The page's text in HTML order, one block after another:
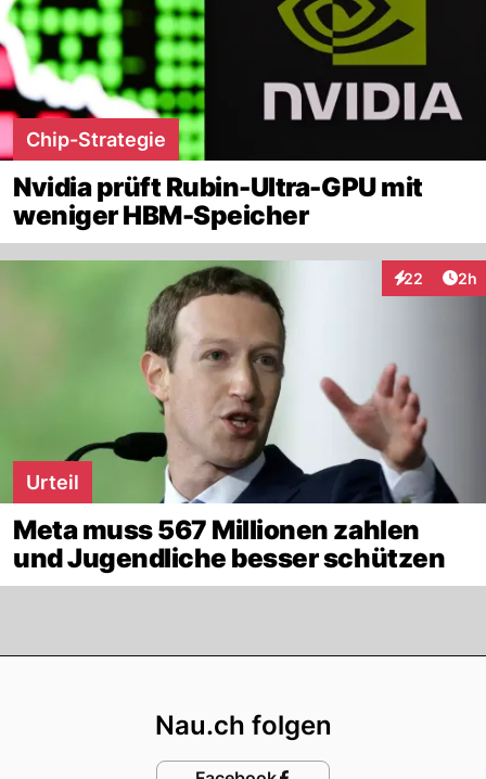
Chip-Strategie
Nvidia prüft Rubin-Ultra-GPU mit
weniger HBM-Speicher
22
Interaktionen
2h
Urteil
Meta muss 567 Millionen zahlen
und Jugendliche besser schützen
Nau.ch folgen